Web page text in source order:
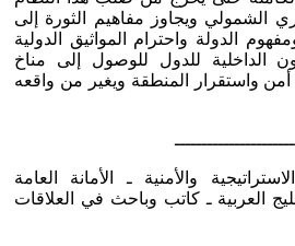
الشمولي ويجاوز مفاهيم الثورة إلى
الدولة واحترام المواثيق الدولية
الداخلية للدول للوصول إلى مناخ
واستقرار المنطقة ويغير من واقعه
والأمنية ـ الأمانة العامة
العربية ـ كاتب وباحث في العلاقات